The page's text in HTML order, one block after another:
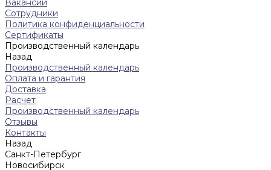
Вакансии
Сотрудники
Политика конфиденциальности
Сертификаты
Производственный календарь
Назад
Производственный календарь
Оплата и гарантия
Доставка
Расчет
Производственный календарь
Отзывы
Контакты
Назад
Санкт-Петербург
Новосибирск